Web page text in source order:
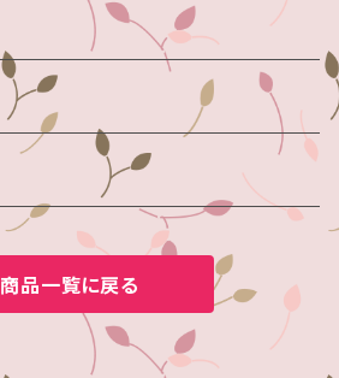
商品一覧に戻る